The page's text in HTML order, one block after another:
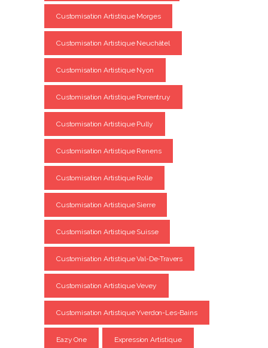
Customisation Artistique Morges
Customisation Artistique Neuchâtel
Customisation Artistique Nyon
Customisation Artistique Porrentruy
Customisation Artistique Pully
Customisation Artistique Renens
Customisation Artistique Rolle
Customisation Artistique Sierre
Customisation Artistique Suisse
Customisation Artistique Val-De-Travers
Customisation Artistique Vevey
Customisation Artistique Yverdon-Les-Bains
Eazy One Expression Artistique